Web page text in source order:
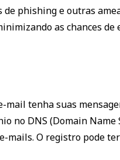
phishing e outras
as chances de
mail tenha suas
no DNS (Domain Name
mails. O registro pode